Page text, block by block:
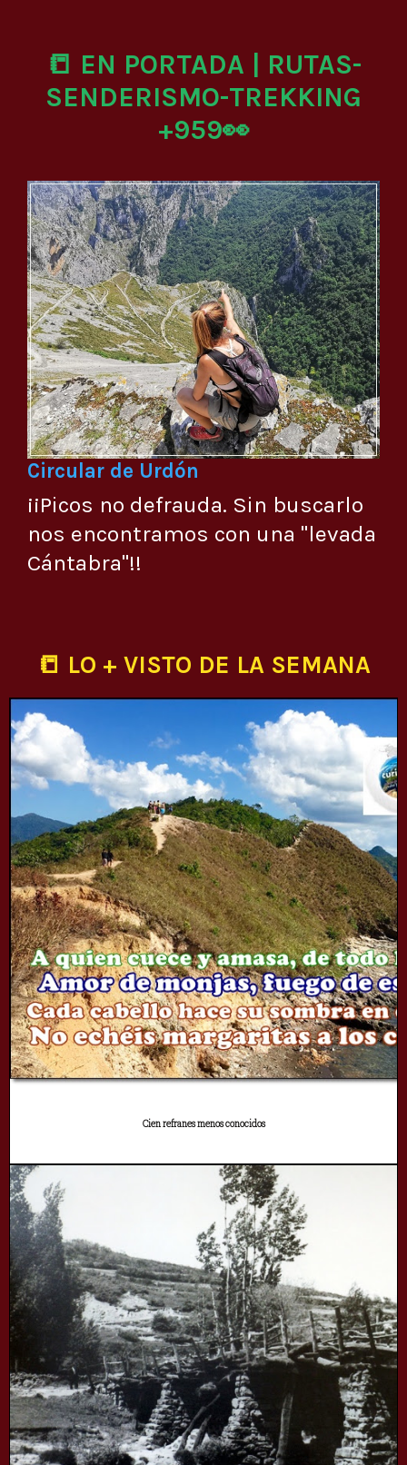
📒 EN PORTADA | RUTAS-
SENDERISMO-TREKKING
+959👀
Circular de Urdón
¡¡Picos no defrauda. Sin buscarlo
nos encontramos con una "levada
Cántabra"!!
📒 LO + VISTO DE LA SEMANA
Cien refranes menos conocidos